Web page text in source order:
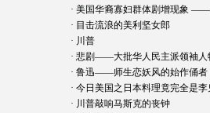
· 美国华裔寡妇群体剧增现象
· 目击流浪的美利坚女郎
· 川普
· 悲剧——大批华人民主派领袖人
· 鲁迅——师生恋妖风的始作俑者
· 今日美国之日本料理竟完全是李
· 川普敲响马斯克的丧钟